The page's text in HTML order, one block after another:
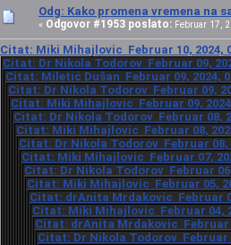
Odg: Kako promena vremena na
« Odgovor #1953 poslato: Februar 17,
Citat: Miki Mihajlovic Februar 10, 2024,
Citat: Dr Nikola Todorov Februar 09,
Citat: Miletić Dušan Februar 09, 2024,
Citat: Dr Nikola Todorov Februar 09,
Citat: Miki Mihajlovic Februar 09,
Citat: Dr Nikola Todorov Februar 08,
Citat: Miki Mihajlovic Februar 08,
Citat: Dr Nikola Todorov Februar 08,
Citat: Miki Mihajlovic Februar 07,
Citat: Dr Nikola Todorov Februar
Citat: Miki Mihajlovic Februar 05,
Citat: drAnita Mrdakovic Februar
Citat: Miki Mihajlovic Februar 04,
Citat: drAnita Mrdakovic Februar
Citat: Dr Nikola Todorov Februar